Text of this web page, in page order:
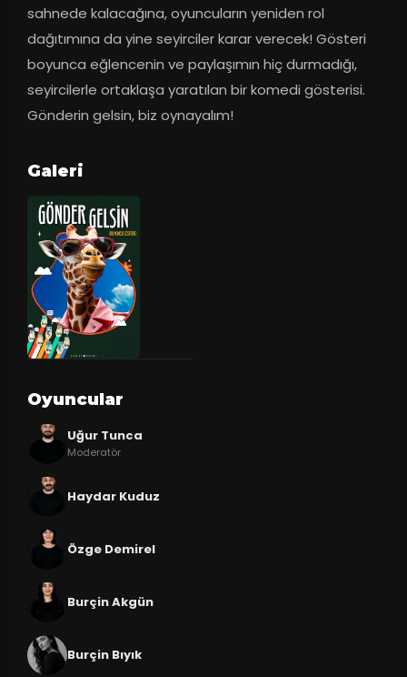
sahnede kalacağına, oyuncuların yeniden rol
dağıtımına da yine seyirciler karar verecek! Gösteri
boyunca eğlencenin ve paylaşımın hiç durmadığı,
seyircilerle ortaklaşa yaratılan bir komedi gösterisi.
Gönderin gelsin, biz oynayalım!
Galeri
Oyuncular
Uğur Tunca
Moderatör
Haydar Kuduz
Özge Demirel
Burçin Akgün
Burçin Bıyık